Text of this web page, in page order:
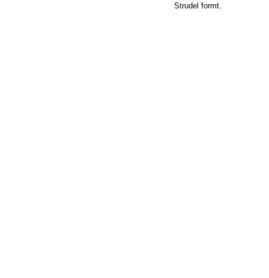
Strudel formt.